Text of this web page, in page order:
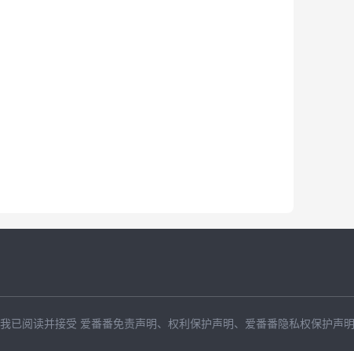
我已阅读并接受 爱番番免责声明 、 权利保护声明 、 爱番番隐私权保护声明